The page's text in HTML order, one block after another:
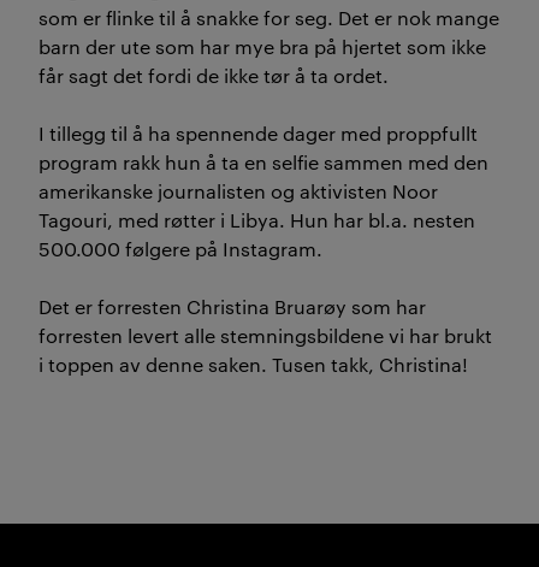
som er flinke til å snakke for seg. Det er nok mange
barn der ute som har mye bra på hjertet som ikke
får sagt det fordi de ikke tør å ta ordet.
I tillegg til å ha spennende dager med proppfullt
program rakk hun å ta en selfie sammen med den
amerikanske journalisten og aktivisten Noor
Tagouri, med røtter i Libya. Hun har bl.a. nesten
500.000 følgere på Instagram.
Det er forresten Christina Bruarøy som har
forresten levert alle stemningsbildene vi har brukt
i toppen av denne saken. Tusen takk, Christina!